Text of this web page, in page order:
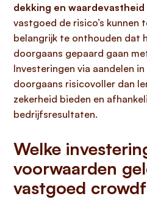
dekking en waardevastheid
vastgoed de risico’s kunnen
belangrijk te onthouden dat
doorgaans gepaard gaan
Investeringen via aandelen
doorgaans risicovoller dan
zekerheid bieden en
bedrijfsresultaten.
Welke
voorwaarden
vastgoed